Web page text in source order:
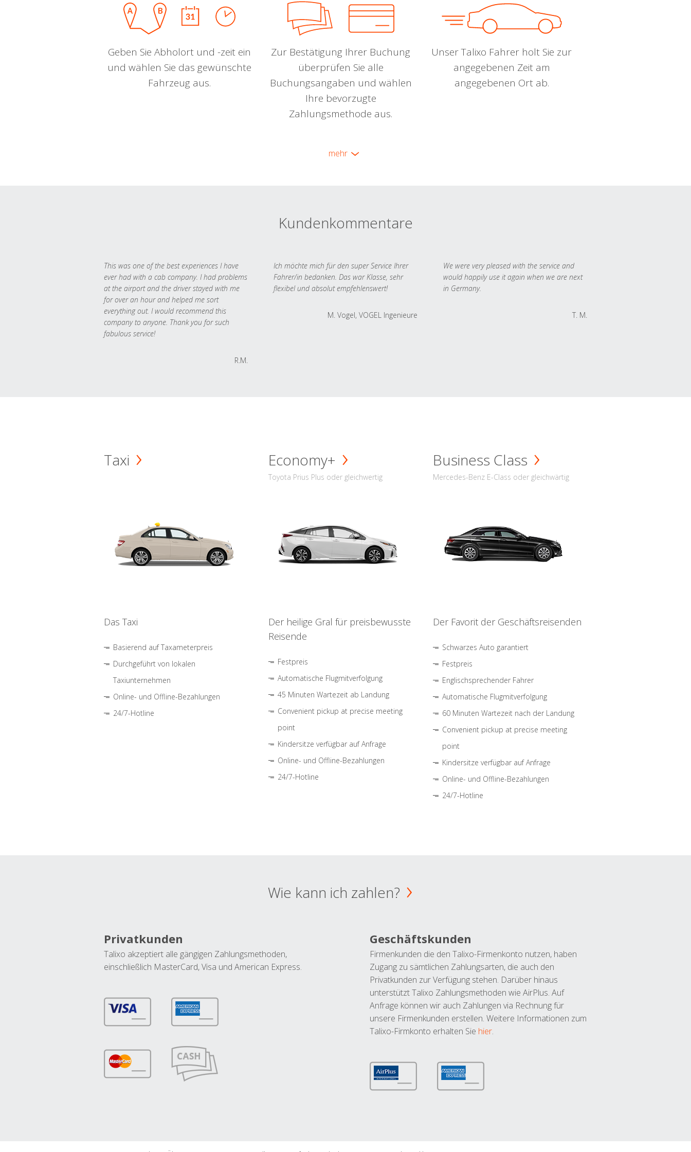
Geben Sie Abholort und -zeit ein
und wählen Sie das gewünschte
Fahrzeug aus.
Zur Bestätigung Ihrer Buchung
überprüfen Sie alle
Buchungsangaben und wählen
Ihre bevorzugte
Zahlungsmethode aus.
Unser Talixo Fahrer holt Sie zur
angegebenen Zeit am
angegebenen Ort ab.
mehr
Kundenkommentare
This was one of the best experiences I have
ever had with a cab company. I had problems
at the airport and the driver stayed with me
for over an hour and helped me sort
everything out. I would recommend this
company to anyone. Thank you for such
fabulous service!
R.M.
Ich möchte mich für den super Service Ihrer
Fahrer/in bedanken. Das war Klasse, sehr
flexibel und absolut empfehlenswert!
M. Vogel, VOGEL Ingenieure
We were very pleased with the service and
would happily use it again when we are next
in Germany.
T. M.
Taxi
Das Taxi
Basierend auf Taxameterpreis
Durchgeführt von lokalen
Taxiunternehmen
Online- und Offline-Bezahlungen
24/7-Hotline
Economy+
Toyota Prius Plus oder gleichwertig
Der heilige Gral für preisbewusste
Reisende
Festpreis
Automatische Flugmitverfolgung
45 Minuten Wartezeit ab Landung
Convenient pickup at precise meeting
point
Kindersitze verfügbar auf Anfrage
Online- und Offline-Bezahlungen
24/7-Hotline
Business Class
Mercedes-Benz E-Class oder gleichwärtig
Der Favorit der Geschäftsreisenden
Schwarzes Auto garantiert
Festpreis
Englischsprechender Fahrer
Automatische Flugmitverfolgung
60 Minuten Wartezeit nach der Landung
Convenient pickup at precise meeting
point
Kindersitze verfügbar auf Anfrage
Online- und Offline-Bezahlungen
24/7-Hotline
Wie kann ich zahlen?
Privatkunden
Talixo akzeptiert alle gängigen Zahlungsmethoden,
einschließlich MasterCard, Visa und American Express.
Geschäftskunden
Firmenkunden die den Talixo-Firmenkonto nutzen, haben
Zugang zu sämtlichen Zahlungsarten, die auch den
Privatkunden zur Verfügung stehen. Darüber hinaus
unterstützt Talixo Zahlungsmethoden wie AirPlus. Auf
Anfrage können wir auch Zahlungen via Rechnung für
unsere Firmenkunden erstellen. Weitere Informationen zum
Talixo-Firmkonto erhalten Sie hier.